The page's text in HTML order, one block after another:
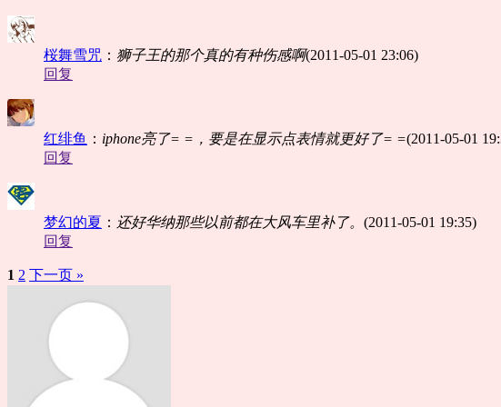
桜舞雪咒 ： 狮子王的那个真的有种伤感啊(2011-05-01 23:06)
回复
红绯鱼 ： iphone亮了= =，要是在显示点表情就更好了= =(2011-05-01
回复
梦幻的夏 ： 还好华纳那些以前都在大风车里补了。 (2011-05-01 19:35)
回复
1 2 下一页 »